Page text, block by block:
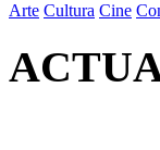
Arte Cultura Cine